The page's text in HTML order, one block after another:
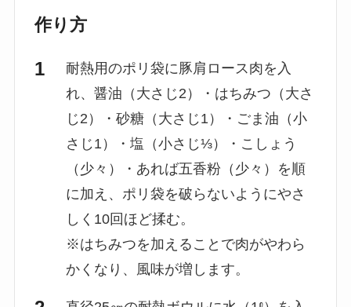
作り方
耐熱用のポリ袋に豚肩ロース肉を入
れ、醤油（大さじ2）・はちみつ（大さ
じ2）・砂糖（大さじ1）・ごま油（小
さじ1）・塩（小さじ⅓）・こしょう
（少々）・あれば五香粉（少々）を順
に加え、ポリ袋を破らないようにやさ
しく10回ほど揉む。
※はちみつを加えることで肉がやわら
かくなり、風味が増します。